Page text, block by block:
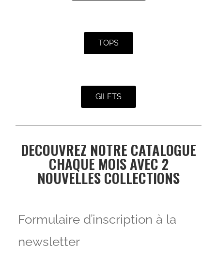
TOPS
GILETS
DECOUVREZ NOTRE CATALOGUE
CHAQUE MOIS AVEC 2
NOUVELLES COLLECTIONS
Formulaire d’inscription à la
newsletter